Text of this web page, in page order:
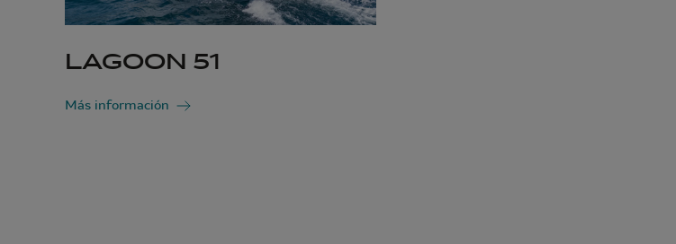
LAGOON 51
Más información